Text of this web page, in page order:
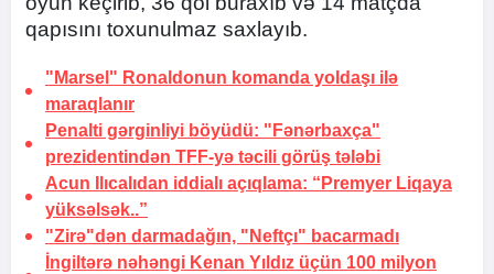
qapısını toxunulmaz saxlayıb.
"Marsel" Ronaldonun komanda yoldaşı ilə
maraqlanır
Penalti gərginliyi böyüdü: "Fənərbaxça"
prezidentindən TFF-yə təcili görüş tələbi
Acun Ilıcalıdan iddialı açıqlama: “Premyer Liqaya
yüksəlsək..”
"Zirə"dən darmadağın, "Neftçı" bacarmadı
İngiltərə nəhəngi Kenan Yıldız üçün 100 milyon